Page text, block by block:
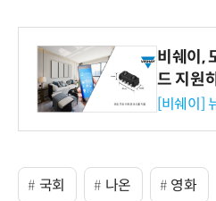
비쉐이,
드 지원
리즈 IR
[비쉐이]
국회 나온 영화